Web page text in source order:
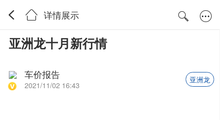
详情展示
亚洲龙十月新行情
车价报告
2021/11/02 16:43
亚洲龙